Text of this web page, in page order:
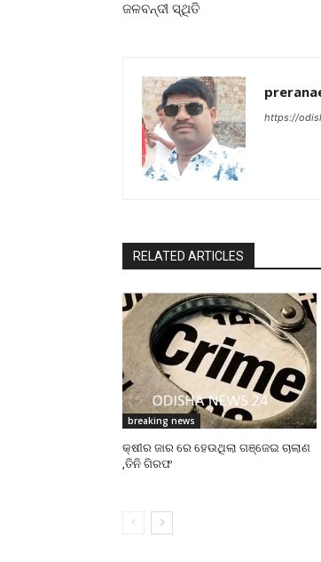
ଜଳବନ୍ଦୀ ସ୍ଥିତି
https://
RELATED ARTICLES
breaking news
କ୍ଷୀର ଜାର ରେ ହେଉଥିଲା ଗଞ୍ଜେଇ ଚାଲାଣ
,ତିନି ଗିରଫ